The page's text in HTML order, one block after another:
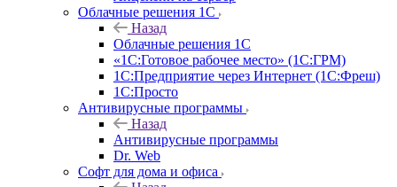
Облачные решения 1С
Назад
Облачные решения 1С
«1C:Готовое рабочее место» (1С:ГРМ)
1С:Предприятие через Интернет (1С:Фреш)
1С:Просто
Антивирусные программы
Назад
Антивирусные программы
Dr. Web
Софт для дома и офиса